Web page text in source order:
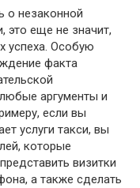
о незаконной
это еще не значит,
успеха. Особую
факта
аргументы и
если вы
услуги такси, вы
которые
визитки
а также сделать